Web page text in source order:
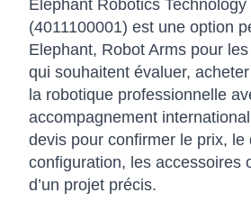
Elephant Robotics
(4011100001) est une option
Elephant, Robot Arms pour
qui souhaitent évaluer,
la robotique professionnelle
accompagnement
devis pour confirmer le prix, le
configuration, les accessoires
d’un projet précis.